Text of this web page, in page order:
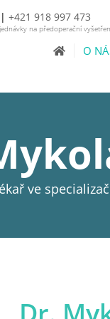
+421 918 997 473
na předoperační
O
ve